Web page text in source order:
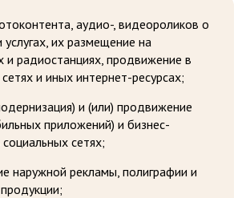
аудио-, видеороликов о
услугах, их размещение на
и радиостанциях, продвижение в
и иных интернет-ресурсах;
и (или) продвижение
приложений) и бизнес-
сетях;
наружной рекламы, полиграфии и